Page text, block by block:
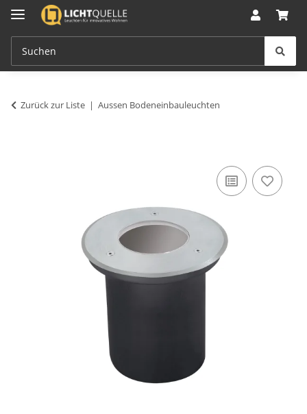
Zurück zur Liste Aussen Bodeneinbauleuchten